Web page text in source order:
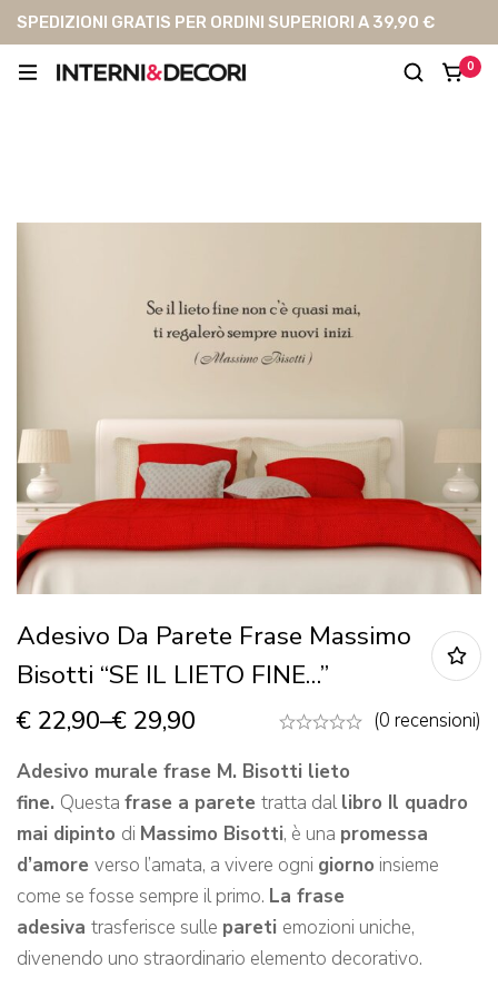
SPEDIZIONI GRATIS PER ORDINI SUPERIORI A 39,90 €
0
Adesivo Da Parete Frase Massimo
Bisotti “SE IL LIETO FINE…”
€ 22,90–€ 29,90
(0 recensioni)
Adesivo murale frase M. Bisotti lieto
fine. Questa frase a parete tratta dallibro Il quadro
mai dipinto di Massimo Bisotti, è una promessa
d’amore verso l’amata, a vivere ogni giorno insieme
come se fosse sempre il primo. La frase
adesiva trasferisce sulle pareti emozioni uniche,
divenendo uno straordinario elemento decorativo.